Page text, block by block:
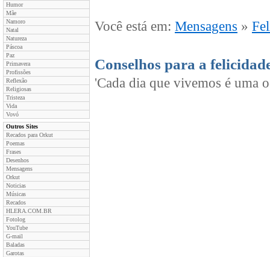
Humor
Mãe
Namoro
Natal
Natureza
Páscoa
Paz
Primavera
Profissões
Reflexão
Religiosas
Tristeza
Vida
Vovó
Outros Sites
Recados para Orkut
Poemas
Frases
Desenhos
Mensagens
Orkut
Noticias
Músicas
Recados
HLERA.COM.BR
Fotolog
YouTube
G-mail
Baladas
Garotas
Você está em: Mensagens »
Conselhos para a
'Cada dia que vivemos é uma